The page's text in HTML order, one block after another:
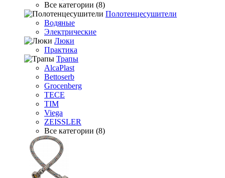
Все категории (8)
Полотенцесушители
Водяные
Электрические
Люки
Практика
Трапы
AlcaPlast
Bettoserb
Grocenberg
TECE
TIM
Viega
ZEISSLER
Все категории (8)